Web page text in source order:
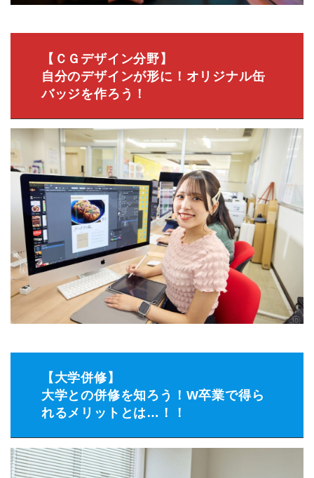
【ＣＧデザイン分野】
自分のデザインが形に！オリジナル缶
バッジを作ろう！
【大学併修】
大学との併修を知ろう！W卒業で得ら
れるメリットとは…！！